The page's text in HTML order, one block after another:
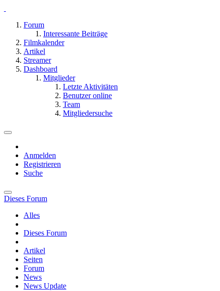
Forum
Interessante Beiträge
Filmkalender
Artikel
Streamer
Dashboard
Mitglieder
Letzte Aktivitäten
Benutzer online
Team
Mitgliedersuche
Anmelden
Registrieren
Suche
Dieses Forum
Alles
Dieses Forum
Artikel
Seiten
Forum
News
News Update